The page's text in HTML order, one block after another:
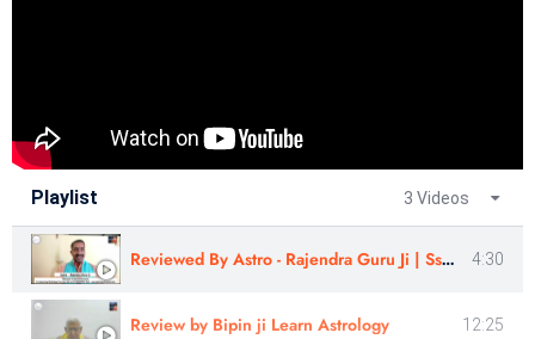
Playlist 3 Videos
Reviewed By Astro - Rajendra Guru Ji | Sshree Astro Vastu 4:30
Review by Bipin ji Learn Astrology 12:25